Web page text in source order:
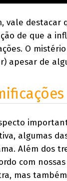
vale destacar
de que a
O
apesar de
algumas
Além dos
com
mas